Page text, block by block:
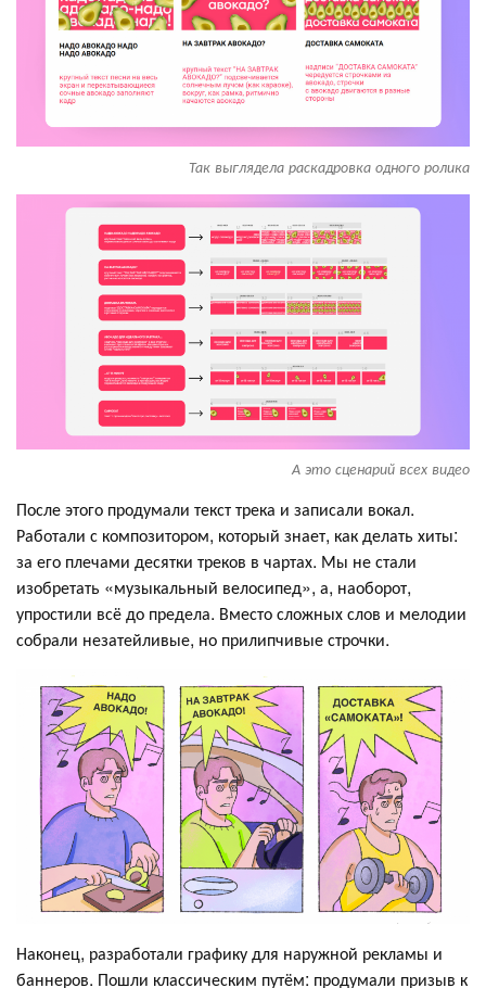
Так выглядела раскадровка одного ролика
А это сценарий всех видео
После этого продумали текст трека и записали вокал.
Работали с композитором, который знает, как делать хиты:
за его плечами десятки треков в чартах. Мы не стали
изобретать «музыкальный велосипед», а, наоборот,
упростили всё до предела. Вместо сложных слов и мелодии
собрали незатейливые, но прилипчивые строчки.
Наконец, разработали графику для наружной рекламы и
баннеров. Пошли классическим путём: продумали призыв к